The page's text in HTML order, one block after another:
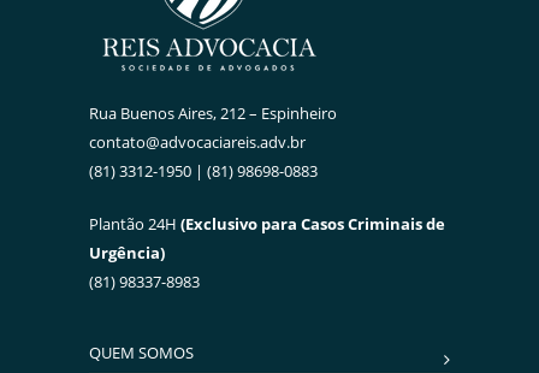
Rua Buenos Aires, 212 – Espinheiro
contato@advocaciareis.adv.br
(81) 3312-1950 | (81) 98698-0883
Plantão 24H (Exclusivo para Casos Criminais de
Urgência)
(81) 98337-8983
QUEM SOMOS